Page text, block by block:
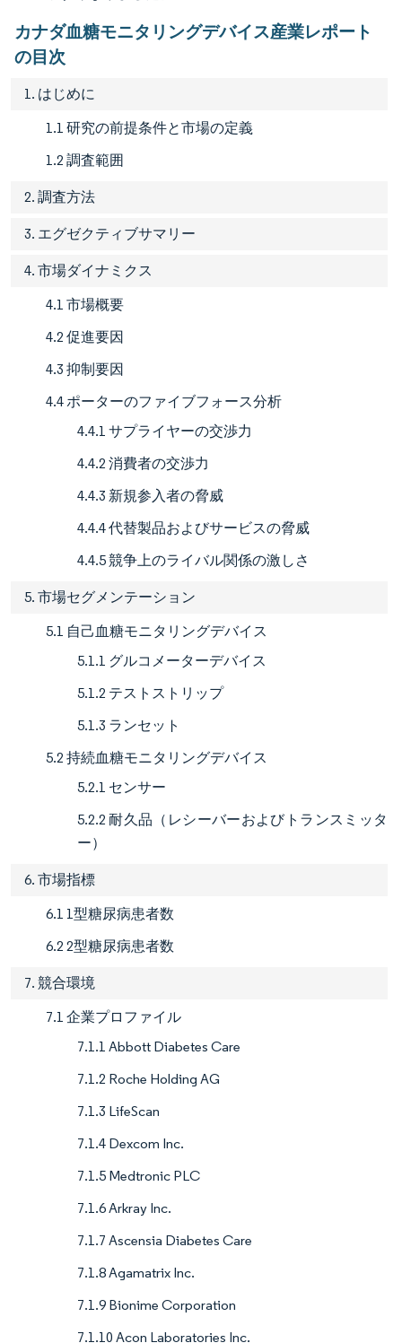
カナダ血糖モニタリングデバイス産業レポート
の目次
1. はじめに
1.1 研究の前提条件と市場の定義
1.2 調査範囲
2. 調査方法
3. エグゼクティブサマリー
4. 市場ダイナミクス
4.1 市場概要
4.2 促進要因
4.3 抑制要因
4.4 ポーターのファイブフォース分析
4.4.1 サプライヤーの交渉力
4.4.2 消費者の交渉力
4.4.3 新規参入者の脅威
4.4.4 代替製品およびサービスの脅威
4.4.5 競争上のライバル関係の激しさ
5. 市場セグメンテーション
5.1 自己血糖モニタリングデバイス
5.1.1 グルコメーターデバイス
5.1.2 テストストリップ
5.1.3 ランセット
5.2 持続血糖モニタリングデバイス
5.2.1 センサー
5.2.2 耐久品（レシーバーおよびトランスミッタ
ー）
6. 市場指標
6.1 1型糖尿病患者数
6.2 2型糖尿病患者数
7. 競合環境
7.1 企業プロファイル
7.1.1 Abbott Diabetes Care
7.1.2 Roche Holding AG
7.1.3 LifeScan
7.1.4 Dexcom Inc.
7.1.5 Medtronic PLC
7.1.6 Arkray Inc.
7.1.7 Ascensia Diabetes Care
7.1.8 Agamatrix Inc.
7.1.9 Bionime Corporation
7.1.10 Acon Laboratories Inc.